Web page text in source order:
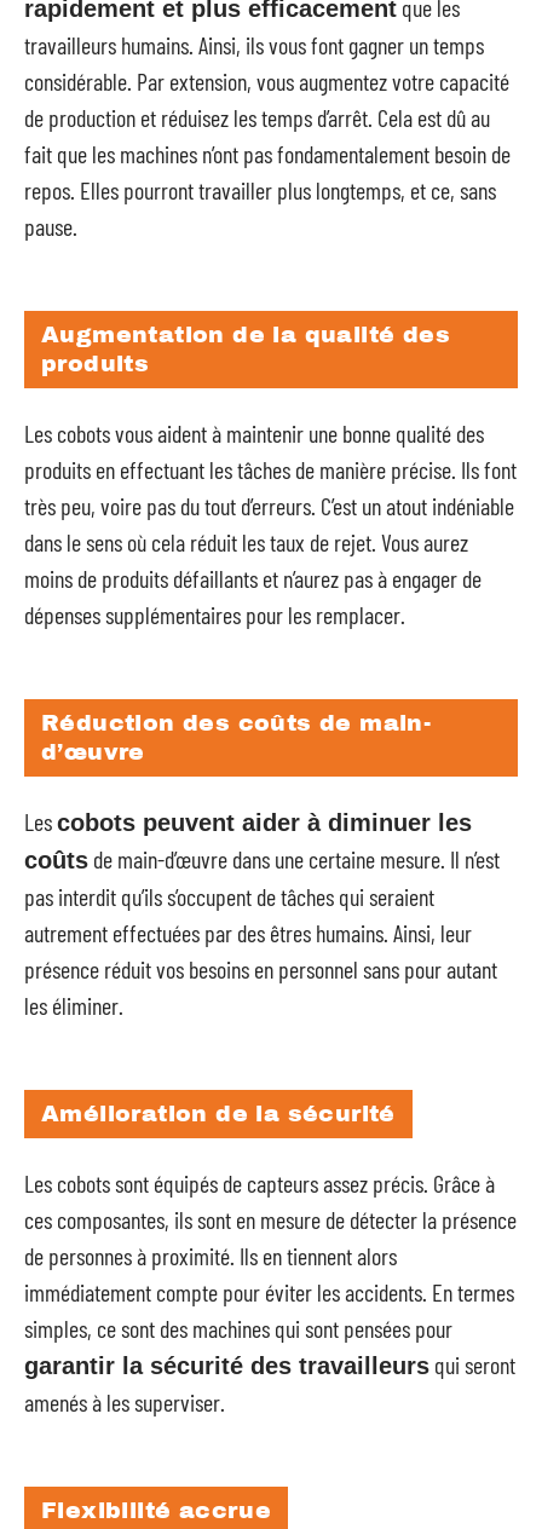
rapidement et plus efficacement que les
travailleurs humains. Ainsi, ils vous font gagner un temps
considérable. Par extension, vous augmentez votre capacité
de production et réduisez les temps d’arrêt. Cela est dû au
fait que les machines n’ont pas fondamentalement besoin de
repos. Elles pourront travailler plus longtemps, et ce, sans
pause.
Augmentation de la qualité des
produits
Les cobots vous aident à maintenir une bonne qualité des
produits en effectuant les tâches de manière précise. Ils font
très peu, voire pas du tout d’erreurs. C’est un atout indéniable
dans le sens où cela réduit les taux de rejet. Vous aurez
moins de produits défaillants et n’aurez pas à engager de
dépenses supplémentaires pour les remplacer.
Réduction des coûts de main-
d’œuvre
Lescobots peuvent aider à diminuer les
coûts de main-d’œuvre dans une certaine mesure. Il n’est
pas interdit qu’ils s’occupent de tâches qui seraient
autrement effectuées par des êtres humains. Ainsi, leur
présence réduit vos besoins en personnel sans pour autant
les éliminer.
Amélioration de la sécurité
Les cobots sont équipés de capteurs assez précis. Grâce à
ces composantes, ils sont en mesure de détecter la présence
de personnes à proximité. Ils en tiennent alors
immédiatement compte pour éviter les accidents. En termes
simples, ce sont des machines qui sont pensées pour
garantir la sécurité des travailleurs qui seront
amenés à les superviser.
Flexibilité accrue